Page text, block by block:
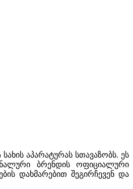
აპარატურას სთავაზობს. ეს
ბრენდის ოფიციალური
დახმარებით შეგირჩევენ და